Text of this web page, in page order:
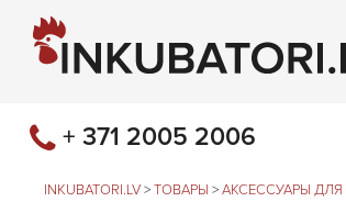
+ 371 2005 2006
INKUBATORI.LV > ТОВАРЫ > АКСЕССУАРЫ